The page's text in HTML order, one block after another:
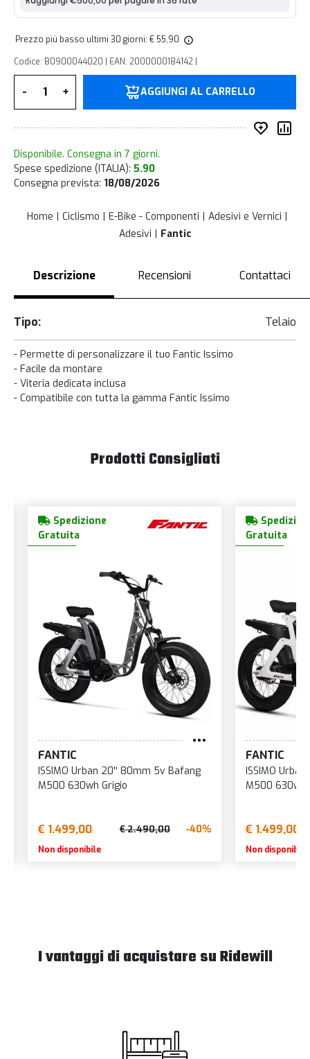
Prezzo più basso ultimi 30 giorni: € 55,90
Codice: B0900044020 | EAN: 2000000184142 |
- + AGGIUNGI AL CARRELLO
Disponibile. Consegna in 7 giorni.
Spese spedizione (ITALIA): 5.90
Consegna prevista: 18/08/2026
Home Ciclismo E-Bike - Componenti
Adesivi e Vernici
Adesivi
Fantic
Descrizione Recensioni Contattaci
Tipo: Telaio
- Permette di personalizzare il tuo Fantic Issimo
- Facile da montare
- Viteria dedicata inclusa
- Compatibile con tutta la gamma Fantic Issimo
Prodotti Consigliati
Spedizione
Gratuita
FANTIC
ISSIMO Urban 20'' 80mm 5v Bafang
M500 630wh Grigio
€ 1.499,00 € 2.490,00 -40%
Non disponibile
Gratuita
FANTIC
ISSIMO
M500 630wh
€ 1.499,00
Non disponibile
I vantaggi di acquistare su Ridewill